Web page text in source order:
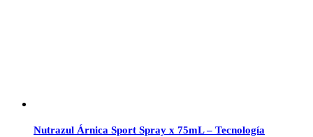
Nutrazul Árnica Sport Spray x 75mL – Tecnología